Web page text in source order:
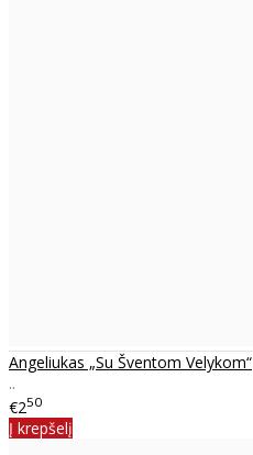
Angeliukas „Su Šventom Velykom“
..
€250
Į krepšelį